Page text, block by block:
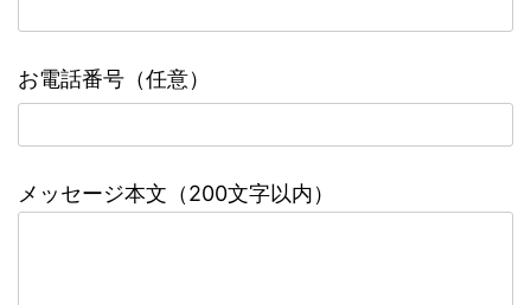
お電話番号（任意）
メッセージ本文（200文字以内）